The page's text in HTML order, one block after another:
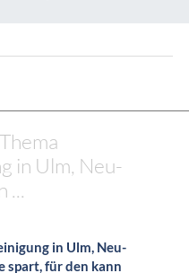
in Ulm, Neu-
...
in Ulm, Neu-
spart, für den kann